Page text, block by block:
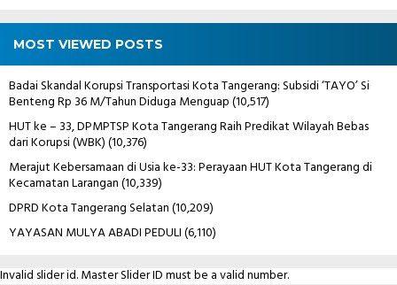
MOST VIEWED POSTS
Badai Skandal Korupsi Transportasi Kota Tangerang: Subsidi ‘TAYO’ Si
Benteng Rp 36 M/Tahun Diduga Menguap(10,517)
HUT ke – 33, DPMPTSP Kota Tangerang Raih Predikat Wilayah Bebas
dari Korupsi (WBK)(10,376)
Merajut Kebersamaan di Usia ke-33: Perayaan HUT Kota Tangerang di
Kecamatan Larangan(10,339)
DPRD Kota Tangerang Selatan(10,209)
YAYASAN MULYA ABADI PEDULI(6,110)
Invalid slider id. Master Slider ID must be a valid number.